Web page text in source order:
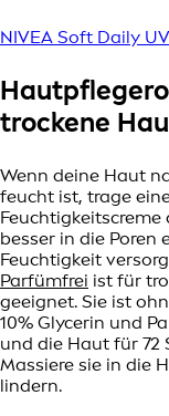
NIVEA Soft Daily
trockene
Wenn deine Haut
feucht ist, trage
besser in die
Feuchtigkeit
Parfümfrei ist für
geeignet. Sie ist
10% Glycerin und
und die Haut für 72
Massiere sie in die
lindern.